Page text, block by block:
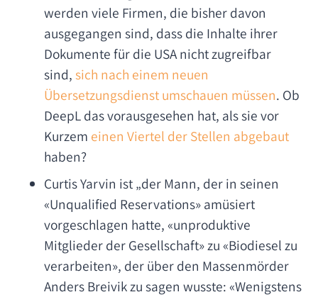
werden viele Firmen, die bisher davon
ausgegangen sind, dass die Inhalte ihrer
Dokumente für die USA nicht zugreifbar
sind,sich nach einem neuen
Übersetzungsdienst umschauen müssen. Ob
DeepL das vorausgesehen hat, als sie vor
Kurzem einen Viertel der Stellen abgebaut
haben?
Curtis Yarvin ist „der Mann, der in seinen
«Unqualified Reservations» amüsiert
vorgeschlagen hatte, «unproduktive
Mitglieder der Gesellschaft» zu «Biodiesel zu
verarbeiten», der über den Massen­mörder
Anders Breivik zu sagen wusste: «Wenigstens